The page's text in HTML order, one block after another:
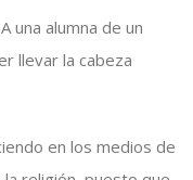
una alumna de un
llevar la cabeza
en los medios de